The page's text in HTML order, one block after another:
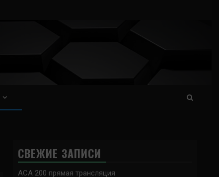
СВЕЖИЕ ЗАПИСИ
ACA 200 прямая трансляция